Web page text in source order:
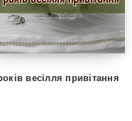
весілля привітання